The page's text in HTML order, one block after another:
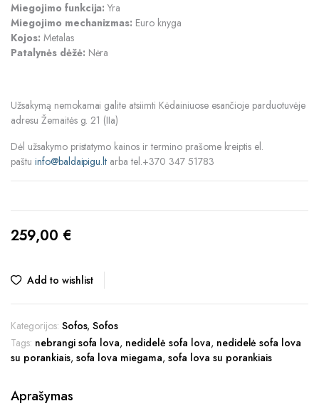
Miegojimo funkcija: Yra
Miegojimo mechanizmas: Euro knyga
Kojos: Metalas
Patalynės dėžė: Nėra
Užsakymą nemokamai galite atsiimti Kėdainiuose esančioje parduotuvėje
adresu Žemaitės g. 21 (IIa)
Dėl užsakymo pristatymo kainos ir termino prašome kreiptis el.
paštu info@baldaipigu.lt arba tel.+370 347 51783
259,00 €
Add to wishlist
Kategorijos: Sofos,Sofos
Tags: nebrangi sofa lova, nedidelė sofa lova, nedidelė sofa lova
su porankiais, sofa lova miegama,sofa lova su porankiais
Aprašymas